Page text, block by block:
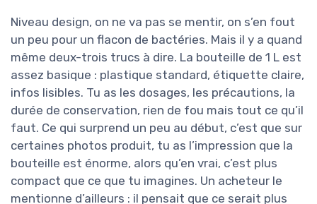
Niveau design, on ne va pas se mentir, on s’en fout
un peu pour un flacon de bactéries. Mais il y a quand
même deux-trois trucs à dire. La bouteille de 1 L est
assez basique : plastique standard, étiquette claire,
infos lisibles. Tu as les dosages, les précautions, la
durée de conservation, rien de fou mais tout ce qu’il
faut. Ce qui surprend un peu au début, c’est que sur
certaines photos produit, tu as l’impression que la
bouteille est énorme, alors qu’en vrai, c’est plus
compact que ce que tu imagines. Un acheteur le
mentionne d’ailleurs : il pensait que ce serait plus